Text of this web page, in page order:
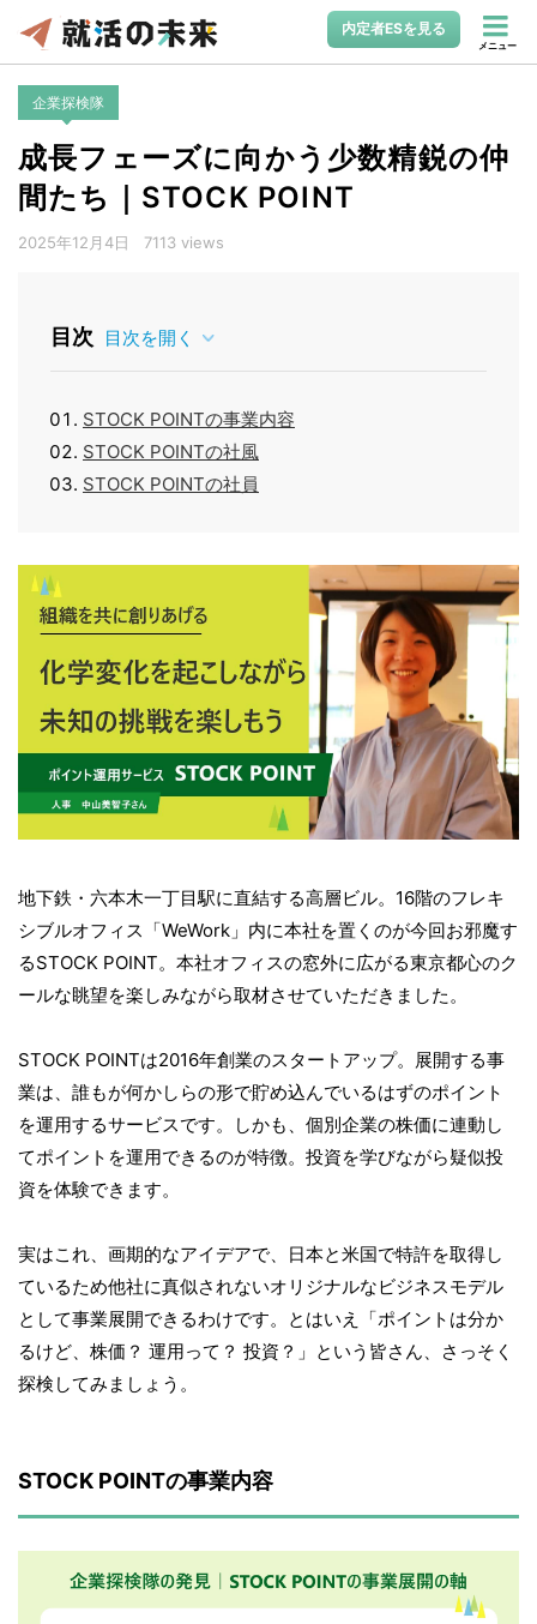
内定者ESを見る
メニュー
企業探検隊
成長フェーズに向かう少数精鋭の仲
間たち｜STOCK POINT
2025年12月4日 7113 views
目次 目次を開く
STOCK POINTの事業内容
STOCK POINTの社風
STOCK POINTの社員
地下鉄・六本木一丁目駅に直結する高層ビル。16階のフレキ
シブルオフィス「WeWork」内に本社を置くのが今回お邪魔す
るSTOCK POINT。本社オフィスの窓外に広がる東京都心のク
ールな眺望を楽しみながら取材させていただきました。
STOCK POINTは2016年創業のスタートアップ。展開する事
業は、誰もが何かしらの形で貯め込んでいるはずのポイント
を運用するサービスです。しかも、個別企業の株価に連動し
てポイントを運用できるのが特徴。投資を学びながら疑似投
資を体験できます。
実はこれ、画期的なアイデアで、日本と米国で特許を取得し
ているため他社に真似されないオリジナルなビジネスモデル
として事業展開できるわけです。とはいえ「ポイントは分か
るけど、株価？ 運用って？ 投資？」という皆さん、さっそく
探検してみましょう。
STOCK POINTの事業内容